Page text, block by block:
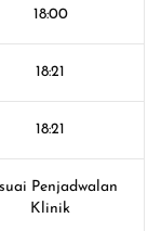
18:00
18:21
18:21
Penjadwalan
Klinik